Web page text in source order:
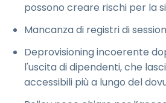
possono creare rischi per la
Mancanza di registri di
Deprovisioning incoerente
l'uscita di dipendenti, che
accessibili più a lungo del